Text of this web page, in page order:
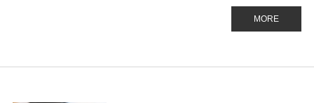
MORE